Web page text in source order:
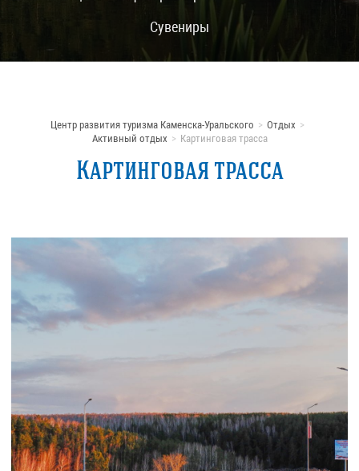
Сувениры
Центр развития туризма Каменска-Уральского
Отдых
Активный отдых
Картинговая трасса
Картинговая трасса